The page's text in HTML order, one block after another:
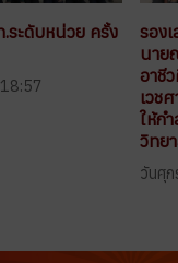
.ระดับหน่วย ครั้ง
รอง
นาย
อาชี
เวช
ให้ก
วิทย
วันศุ